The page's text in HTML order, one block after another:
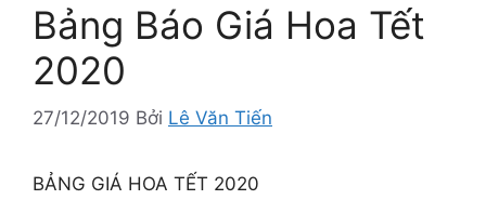
Bảng Báo Giá Hoa Tết
2020
27/12/2019 Bởi Lê Văn Tiến
BẢNG GIÁ HOA TẾT 2020